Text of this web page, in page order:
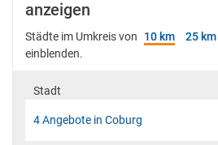
anzeigen
Städte im Umkreis von 10 km 25 km
einblenden.
Stadt
4 Angebote in Coburg